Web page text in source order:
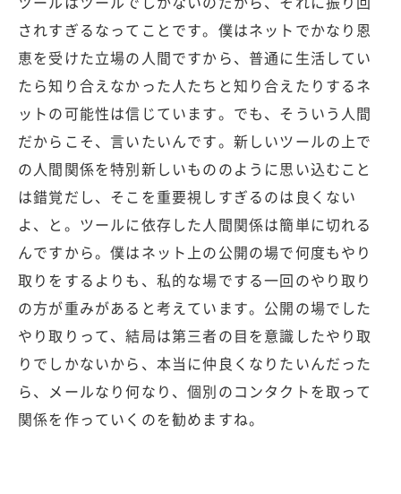
されすぎるなってことです。僕はネットでかなり恩
恵を受けた立場の人間ですから、普通に生活してい
たら知り合えなかった人たちと知り合えたりするネ
ットの可能性は信じています。でも、そういう人間
だからこそ、言いたいんです。新しいツールの上で
の人間関係を特別新しいもののように思い込むこと
は錯覚だし、そこを重要視しすぎるのは良くない
よ、と。ツールに依存した人間関係は簡単に切れる
んですから。僕はネット上の公開の場で何度もやり
取りをするよりも、私的な場でする一回のやり取り
の方が重みがあると考えています。公開の場でした
やり取りって、結局は第三者の目を意識したやり取
りでしかないから、本当に仲良くなりたいんだった
ら、メールなり何なり、個別のコンタクトを取って
関係を作っていくのを勧めますね。